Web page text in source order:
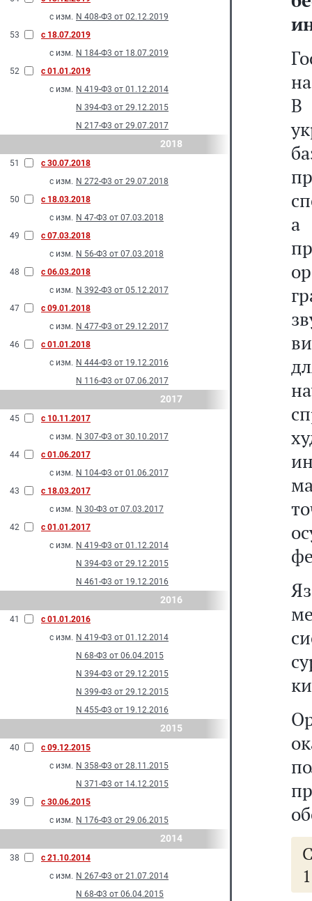
с изм. N 408-Ф3 от 02.12.2019
53
с 18.07.2019
с изм. N 184-Ф3 от 18.07.2019
52
с 01.01.2019
с изм. N 419-Ф3 от 01.12.2014
N 394-Ф3 от 29.12.2015
N 217-Ф3 от 29.07.2017
2018
51
с 30.07.2018
с изм. N 272-Ф3 от 29.07.2018
50
с 18.03.2018
с изм. N 47-Ф3 от 07.03.2018
49
с 07.03.2018
с изм. N 56-Ф3 от 07.03.2018
48
с 06.03.2018
с изм. N 392-Ф3 от 05.12.2017
47
с 09.01.2018
с изм. N 477-Ф3 от 29.12.2017
46
с 01.01.2018
с изм. N 444-Ф3 от 19.12.2016
N 116-Ф3 от 07.06.2017
2017
45
с 10.11.2017
с изм. N 307-Ф3 от 30.10.2017
44
с 01.06.2017
с изм. N 104-Ф3 от 01.06.2017
43
с 18.03.2017
с изм. N 30-Ф3 от 07.03.2017
42
с 01.01.2017
с изм. N 419-Ф3 от 01.12.2014
N 394-Ф3 от 29.12.2015
N 461-Ф3 от 19.12.2016
2016
41
с 01.01.2016
с изм. N 419-Ф3 от 01.12.2014
N 68-Ф3 от 06.04.2015
N 394-Ф3 от 29.12.2015
N 399-Ф3 от 29.12.2015
N 455-Ф3 от 19.12.2016
2015
40
с 09.12.2015
с изм. N 358-Ф3 от 28.11.2015
N 371-Ф3 от 14.12.2015
39
с 30.06.2015
с изм. N 176-Ф3 от 29.06.2015
2014
38
с 21.10.2014
с изм. N 267-Ф3 от 21.07.2014
N 68-Ф3 от 06.04.2015
В
а